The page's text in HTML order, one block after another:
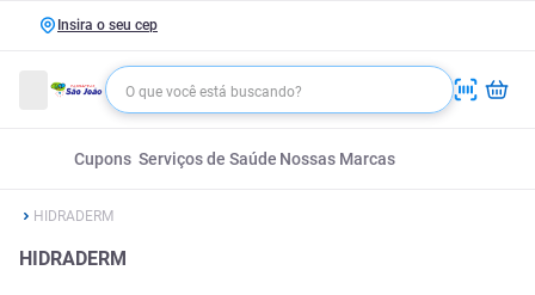
Insira o seu cep
Cupons Serviços de Saúde Nossas Marcas
HIDRADERM
HIDRADERM